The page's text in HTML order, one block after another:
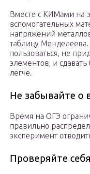
Вместе с КИМами на
вспомогательных
напряжений
таблицу
пользоваться, не
элементов, и
легче.
Не забывайте о
Время на ОГЭ
правильно
эксперимент
Проверяйте себя